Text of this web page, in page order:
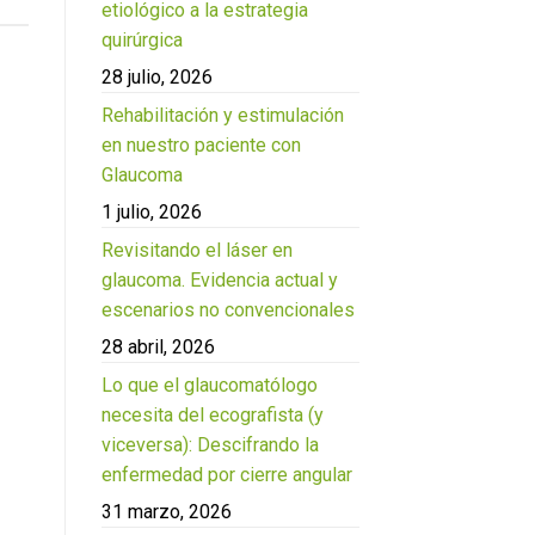
etiológico a la estrategia
quirúrgica
28 julio, 2026
Rehabilitación y estimulación
en nuestro paciente con
Glaucoma
1 julio, 2026
Revisitando el láser en
glaucoma. Evidencia actual y
escenarios no convencionales
28 abril, 2026
Lo que el glaucomatólogo
necesita del ecografista (y
viceversa): Descifrando la
enfermedad por cierre angular
31 marzo, 2026